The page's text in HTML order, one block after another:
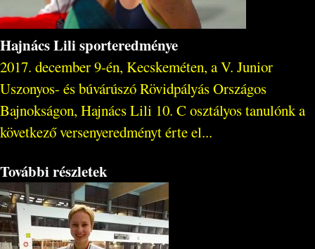
Hajnács Lili sporteredménye
2017. december 9-én, Kecskeméten, a V. Junior
Uszonyos- és búvárúszó Rövidpályás Országos
Bajnokságon, Hajnács Lili 10. C osztályos tanulónk a
következő versenyeredményt érte el...
További részletek